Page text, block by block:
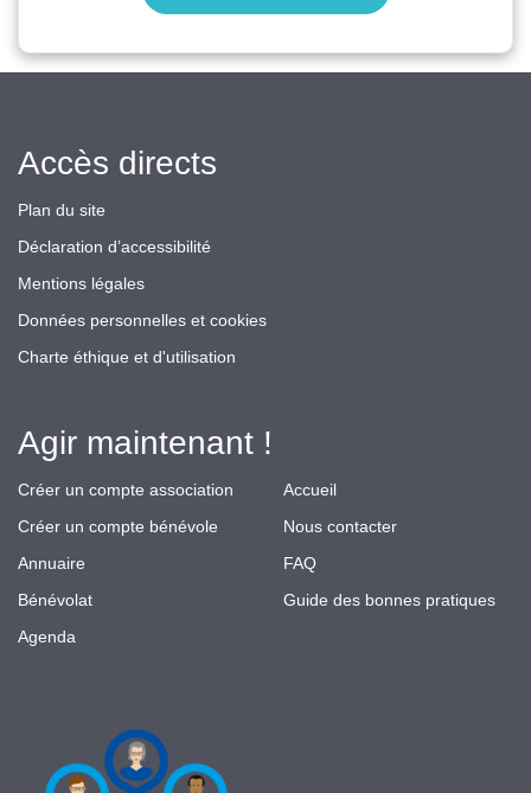
Accès directs
Plan du site
Déclaration d’accessibilité
Mentions légales
Données personnelles et cookies
Charte éthique et d'utilisation
Agir maintenant !
Créer un compte association
Créer un compte bénévole
Annuaire
Bénévolat
Agenda
Accueil
Nous contacter
FAQ
Guide des bonnes pratiques